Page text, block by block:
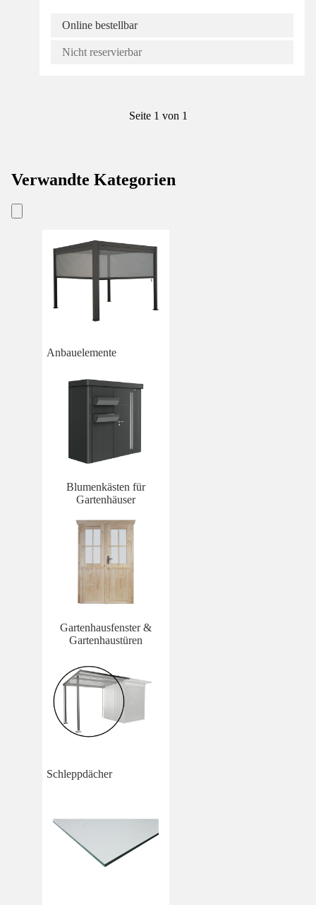
Online bestellbar
Nicht reservierbar
Seite 1 von 1
Verwandte Kategorien
Anbauelemente
Blumenkästen für
Gartenhäuser
Gartenhausfenster &
Gartenhaustüren
Schleppdächer